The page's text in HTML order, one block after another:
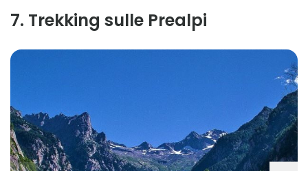
7. Trekking sulle Prealpi